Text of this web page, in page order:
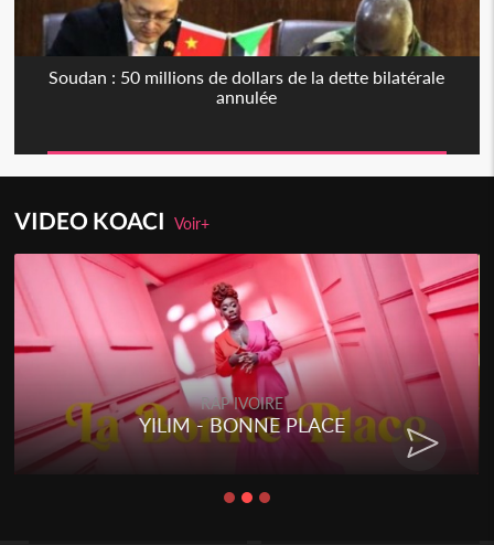
Soudan : 50 millions de dollars de la dette bilatérale
annulée
VIDEO KOACIVoir+
RAP IVOIRE
RENARD BARAKISSA -
CHAT